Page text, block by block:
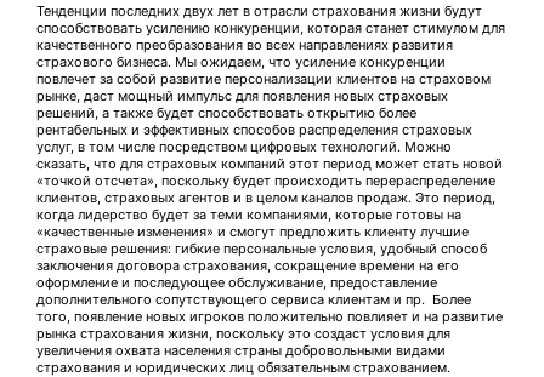
Тенденции последних двух лет в отрасли страхования жизни будут
способствовать усилению конкуренции, которая станет стимулом для
качественного преобразования во всех направлениях развития
страхового бизнеса. Мы ожидаем, что усиление конкуренции
повлечет за собой развитие персонализации клиентов на страховом
рынке, даст мощный импульс для появления новых страховых
решений, а также будет способствовать открытию более
рентабельных и эффективных способов распределения страховых
услуг, в том числе посредством цифровых технологий. Можно
сказать, что для страховых компаний этот период может стать новой
«точкой отсчета», поскольку будет происходить перераспределение
клиентов, страховых агентов и в целом каналов продаж. Это период,
когда лидерство будет за теми компаниями, которые готовы на
«качественные изменения» и смогут предложить клиенту лучшие
страховые решения: гибкие персональные условия, удобный способ
заключения договора страхования, сокращение времени на его
оформление и последующее обслуживание, предоставление
дополнительного сопутствующего сервиса клиентам и пр. Более
того, появление новых игроков положительно повлияет и на развитие
рынка страхования жизни, поскольку это создаст условия для
увеличения охвата населения страны добровольными видами
страхования и юридических лиц обязательным страхованием.